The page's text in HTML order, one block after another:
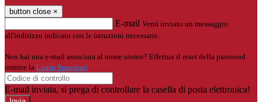
button close ×
E-mail Verrà inviato un messaggio
all'indirizzo indicato con le istruzioni necessarie.
Non hai una e-mail associata al nome utente? Effettua il reset della password
tramite la Login Spaggiari
E-mail inviata, si prega di controllare la casella di posta elettronica!